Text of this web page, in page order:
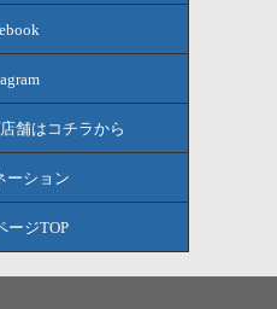
舗はコチラから
ーション
ージTOP